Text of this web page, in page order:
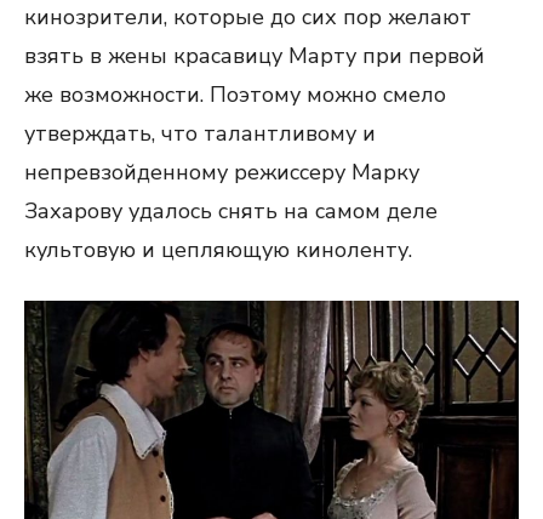
кинозрители, которые до сих пор желают
взять в жены красавицу Марту при первой
же возможности. Поэтому можно смело
утверждать, что талантливому и
непревзойденному режиссеру Марку
Захарову удалось снять на самом деле
культовую и цепляющую киноленту.